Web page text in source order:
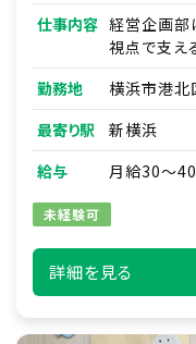
仕事内容 経営企画部
視点で支え
が、最初か
意なところ
きます。
【主な仕事
■経営戦略
・市場分析
戦略の策定
・経営方針
■予算管理
勤務地
横浜市港北
浜 19F
最寄り駅
新横浜
給与
月給30～
未経験可
詳細を見る